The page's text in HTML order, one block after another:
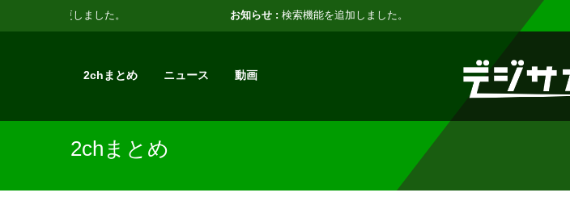
お知らせ : 検索機能を追加しました。
2chまとめ ニュース 動画
2chまとめ